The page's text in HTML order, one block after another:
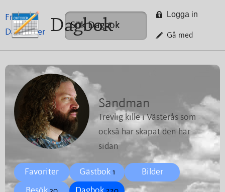
Dagbok
Framsida
Dagböcker
Logga in
Gå med
Sandman
Trevlig kille i Västerås som
också har skapat den här
sidan
Favoriter Gästbok 1 Bilder